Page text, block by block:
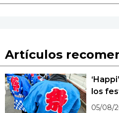
Artículos
los
05/08/